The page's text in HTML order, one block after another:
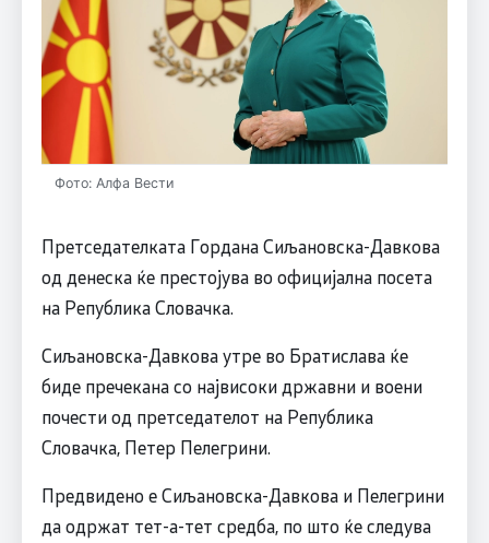
Фото: Алфа Вести
Претседателката Гордана Сиљановска-Давкова
од денеска ќе престојува во официјална посета
на Република Словачка.
Сиљановска-Давкова утре во Братислава ќе
биде пречекана со највисоки државни и воени
почести од претседателот на Република
Словачка, Петер Пелегрини.
Предвидено е Сиљановска-Давкова и Пелегрини
да одржат тет-а-тет средба, по што ќе следува